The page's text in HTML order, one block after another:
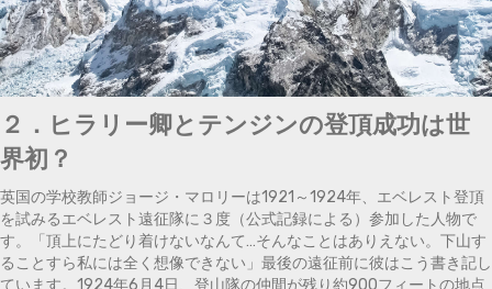
２．ヒラリー卿とテンジンの登頂成功は世
界初？
英国の学校教師ジョージ・マロリーは1921～1924年、エベレスト登頂
を試みるエベレスト遠征隊に３度（公式記録による）参加した人物で
す。「頂上にたどり着けないなんて…そんなことはありえない。下山す
ることすら私には全く想像できない」最後の遠征前に彼はこう書き記し
ています。1924年6月4日、登山隊の仲間が残り約900フィートの地点